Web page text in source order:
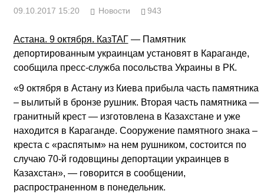
09.10.2017 15:20 Новости 943
Астана. 9 октября. КазТАГ— Памятник
депортированным украинцам установят в Караганде,
сообщила пресс-служба посольства Украины в РК.
«9 октября в Астану из Киева прибыла часть памятника
– вылитый в бронзе рушник. Вторая часть памятника —
гранитный крест — изготовлена в Казахстане и уже
находится в Караганде. Сооружение памятного знака –
креста с «распятым» на нем рушником, состоится по
случаю 70-й годовщины депортации украинцев в
Казахстан», — говорится в сообщении,
распространенном в понедельник.